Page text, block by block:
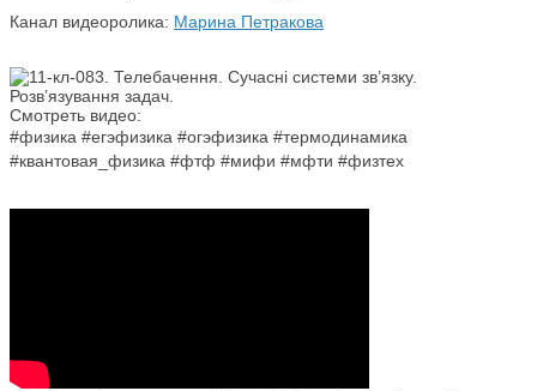
Канал видеоролика: Марина Петракова
Смотреть видео:
#физика #егэфизика #огэфизика #термодинамика
#квантовая_физика #фтф #мифи #мфти #физтех